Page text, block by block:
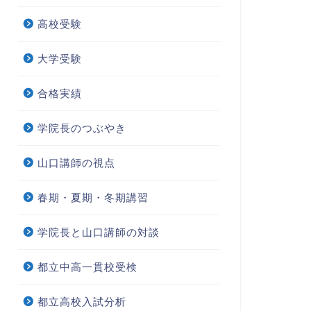
高校受験
大学受験
合格実績
学院長のつぶやき
山口講師の視点
春期・夏期・冬期講習
学院長と山口講師の対談
都立中高一貫校受検
都立高校入試分析